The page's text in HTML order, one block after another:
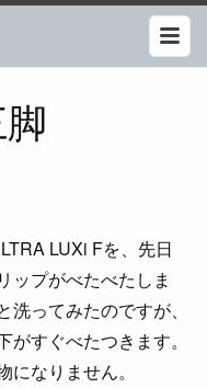
LUXi Fを、先日
ップがべたべたしま
ってみたのですが、
すぐべたつきます。
なりません。